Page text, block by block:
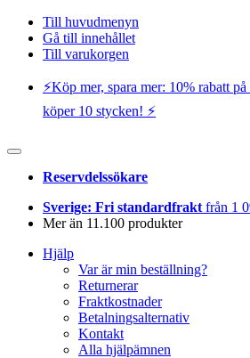
Till huvudmenyn
Gå till innehållet
Till varukorgen
⚡️Köp mer, spara mer: 10% rabatt
köper 10 stycken! ⚡️
Reservdelssökare
Sverige: Fri standardfrakt från 1
Mer än 11.100 produkter
Hjälp
Var är min beställning?
Returnerar
Fraktkostnader
Betalningsalternativ
Kontakt
Alla hjälpämnen